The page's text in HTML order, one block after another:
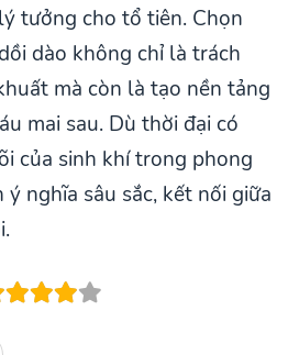
tưởng cho tổ tiên. Chọn
dào không chỉ là trách
mà còn là tạo nền tảng
mai sau. Dù thời đại có
của sinh khí trong phong
nghĩa sâu sắc, kết nối giữa